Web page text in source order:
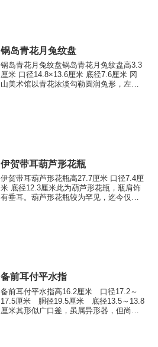
锅岛青花月兔纹盘
锅岛青花月兔纹盘锅岛青花月兔纹盘高3.3
厘米 口径14.8×13.6厘米 底径7.6厘米 冈
山美术馆以青花浓淡勾勒圆润兔形，左侧
伊贺带耳葫芦形花瓶
伊贺带耳葫芦形花瓶高27.7厘米 口径7.4厘
米 底径12.3厘米此为葫芦形花瓶，瓶肩饰
有垂耳。葫芦形花瓶较为罕见，迄今仅见
备前耳付平水指
备前耳付平水指高16.2厘米 口径17.2～
17.5厘米 胴径19.5厘米 底径13.5～13.8
厘米其形似广口釜，虽属异形器，但尚有